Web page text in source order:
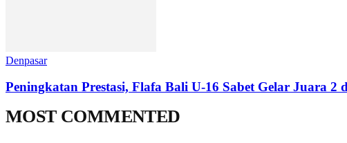
Denpasar
Peningkatan Prestasi, Flafa Bali U-16 Sabet Gelar Juara
MOST COMMENTED